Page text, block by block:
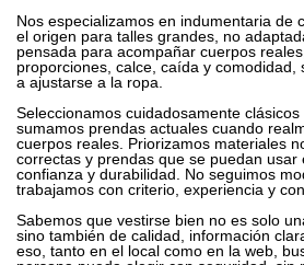
Nos especializamos en indumentaria de
el origen para talles grandes, no
pensada para acompañar cuerpos
proporciones, calce, caída y comodidad,
a ajustarse a la ropa.
Seleccionamos cuidadosamente
sumamos prendas actuales cuando
cuerpos reales. Priorizamos materiales
correctas y prendas que se puedan usar
confianza y durabilidad. No seguimos
trabajamos con criterio, experiencia y
Sabemos que vestirse bien no es solo
sino también de calidad, información
eso, tanto en el local como en la web,